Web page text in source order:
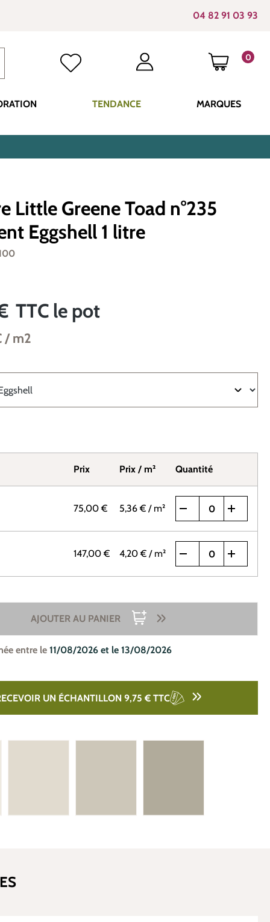
04 82 91 03 93
0
LE
TENDANCE MARQUES
Little Greene Toad n°235
Eggshell 1 litre
TTC le pot
/ m2
Prix Prix / m² Quantité
75,00 € 5,36 € / m²
147,00 € 4,20 € / m²
AJOUTER AU PANIER
entre le 11/08/2026 et le 13/08/2026
UN ÉCHANTILLON 9,75 € TTC